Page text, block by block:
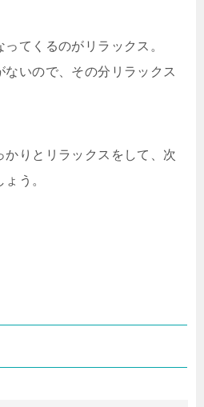
てくるのがリラックス。
いので、その分リラックス
かりとリラックスをして、次
う。